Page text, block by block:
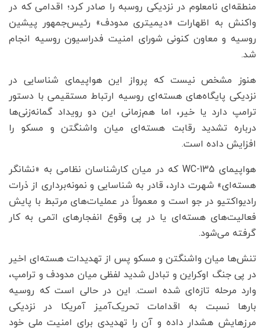
منطقه‌ای نامعلوم در نزدیکی روسبه را صادر کرد؛ اقدامی که در
واکنش به اظهارات «دیمیتری مدودف» رئیس‌جمهور پیشین
روسیه و معاون کنونی شورای امنیت فدراسیون روسیه انجام
شد.
هنوز مشخص نیست که پرواز این هواپیمای شناسایی در
نزدیکی پایگاه‌های هسته‌ای روسیه ارتباط مستقیمی با دستور
ترامپ دارد یا خیر، اما هم‌زمانی این دو رویداد گمانه‌زنی‌ها
درباره تشدید رقابت هسته‌ای میان واشنگتن و مسکو را
افزایش داده است.
هواپیمای WC-135 که در میان کارشناسان نظامی به «نشانگر
هسته‌ای» شهرت دارد، قادر به شناسایی و نمونه‌برداری از ذرات
رادیواکتیو در جو است و معمولاً در عملیات‌های مرتبط با پایش
فعالیت‌های هسته‌ای یا در پی وقوع انفجارهای اتمی به کار
گرفته می‌شود.
تنش‌ها میان واشنگتن و مسکو پس از تهدیدات هسته‌ای اخیر
در پی جنگ اوکراین و تبادل شدید لفظی میان مدودف و ترامپ،
وارد مرحله تازه‌ای شده است. این در حالی است که روسیه
بارها نسبت به اقدامات تحریک‌آمیز آمریکا در نزدیکی
مرزهایش هشدار داده و آن را تهدیدی برای امنیت ملی خود